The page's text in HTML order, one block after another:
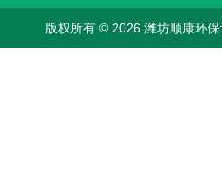
版权所有 © 2026 潍坊顺康环